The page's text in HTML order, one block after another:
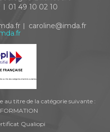
01 49 10 02 10
caroline@imda.fr
au titre de la catégorie suivante :
Qualiopi